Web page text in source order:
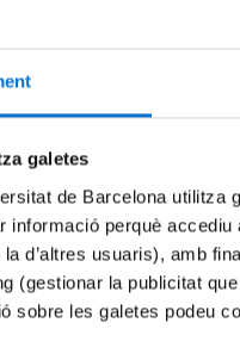
galetes
de Barcelona utilitza
informació perquè
d’altres usuaris), amb
(gestionar la publicitat
sobre les galetes podeu